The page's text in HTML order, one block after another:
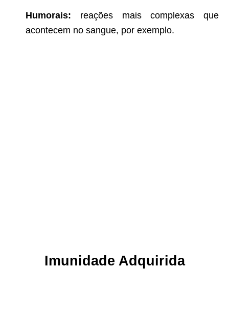
Humorais: reações mais complexas que
acontecem no sangue, por exemplo.
Imunidade Adquirida